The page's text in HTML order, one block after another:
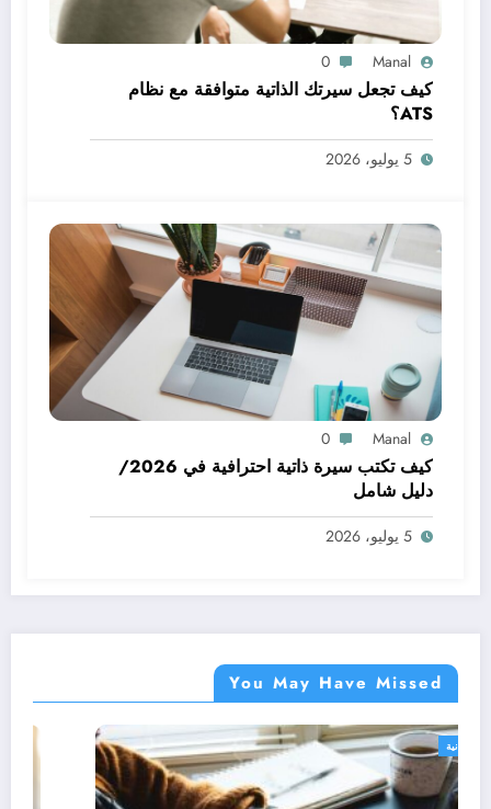
Manal
0
كيف تجعل سيرتك الذاتية متوافقة مع نظام
ATS؟
5 يوليو، 2026
Manal
0
كيف تكتب سيرة ذاتية احترافية في 2026/
دليل شامل
5 يوليو، 2026
You May Have Missed
دورات مجانية